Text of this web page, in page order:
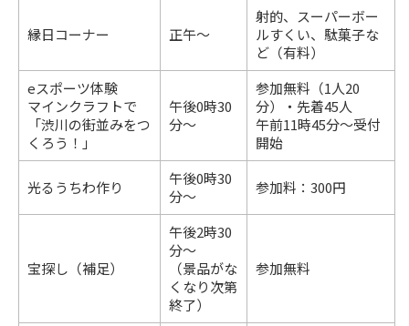
縁日コーナー 正午～
射的、スーパーボー
ルすくい、駄菓子な
ど（有料）
eスポーツ体験
マインクラフトで
「渋川の街並みをつ
くろう！」
午後0時30
分～
参加無料（1人20
分）・先着45人
午前11時45分～受付
開始
光るうちわ作り
午後0時30
分～
参加料：300円
宝探し（補足）
午後2時30
分～
（景品がな
くなり次第
終了）
参加無料